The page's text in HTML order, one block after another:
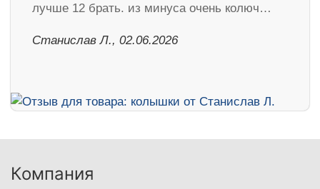
лучше 12 брать. из минуса очень колюч…
Станислав Л., 02.06.2026
Компания